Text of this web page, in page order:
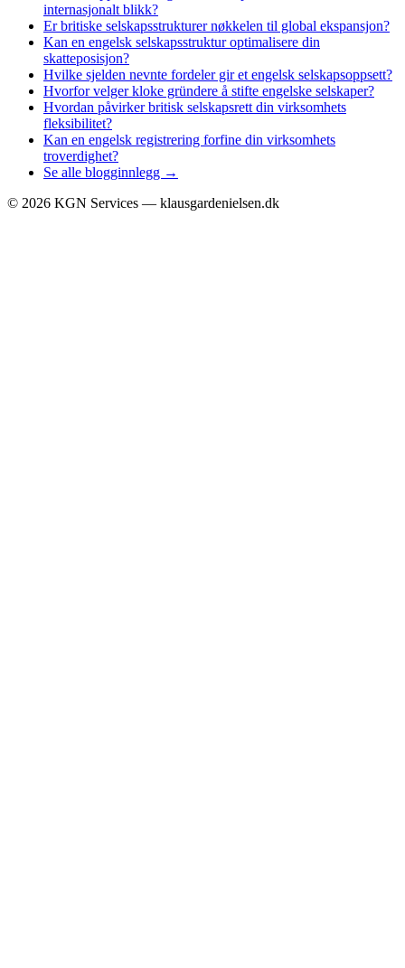
internasjonalt blikk?
Er britiske selskapsstrukturer nøkkelen til global ekspansjon?
Kan en engelsk selskapsstruktur optimalisere din
skatteposisjon?
Hvilke sjelden nevnte fordeler gir et engelsk selskapsoppsett?
Hvorfor velger kloke gründere å stifte engelske selskaper?
Hvordan påvirker britisk selskapsrett din virksomhets
fleksibilitet?
Kan en engelsk registrering forfine din virksomhets
troverdighet?
Se alle blogginnlegg →
© 2026 KGN Services — klausgardenielsen.dk